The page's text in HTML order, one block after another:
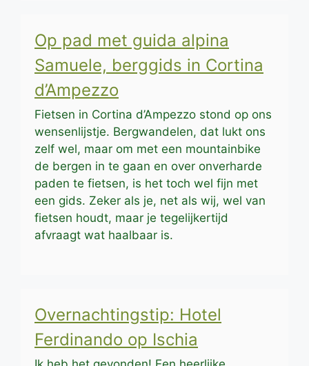
Op pad met guida alpina
Samuele, berggids in Cortina
d’Ampezzo
Fietsen in Cortina d’Ampezzo stond op ons
wensenlijstje. Bergwandelen, dat lukt ons
zelf wel, maar om met een mountainbike
de bergen in te gaan en over onverharde
paden te fietsen, is het toch wel fijn met
een gids. Zeker als je, net als wij, wel van
fietsen houdt, maar je tegelijkertijd
afvraagt wat haalbaar is.
Overnachtingstip: Hotel
Ferdinando op Ischia